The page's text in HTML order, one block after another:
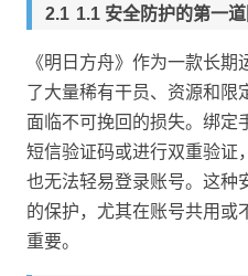
1.1 安全防护的第一
《明日方舟》作为一款长
了大量稀有干员、资源和限
面临不可挽回的损失。绑定
短信验证码或进行双重验证
也无法轻易登录账号。这种
的保护，尤其在账号共用或
重要。